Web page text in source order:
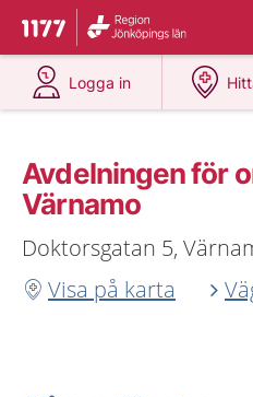
Till startsidan för 1177
Du har valt region
Logga in
på 1177.se
Avdelningen för
Värnamo
Doktorsgatan 5,
Visa på karta